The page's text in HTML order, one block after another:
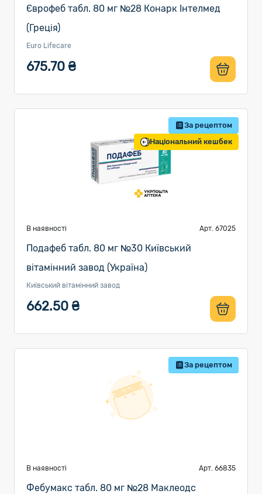
Єврофеб табл. 80 мг №28 Конарк Інтелмед
(Греція)
Euro Lifecare
675.70 ₴
За рецептом
Національний кешбек
В наявності Арт. 67025
Подафеб табл. 80 мг №30 Київський
вітамінний завод (Україна)
Київський вітамінний завод
662.50 ₴
За рецептом
В наявності Арт. 66835
Фебумакс табл. 80 мг №28 Маклеодс